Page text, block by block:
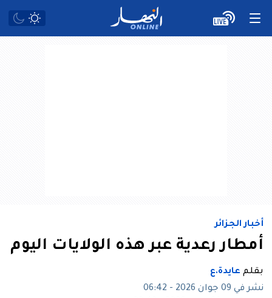
أخبار الجزائر
أمطار رعدية عبر هذه الولايات اليوم
بقلم عايدة.ع
نشر في 09 جوان 2026 - 06:42